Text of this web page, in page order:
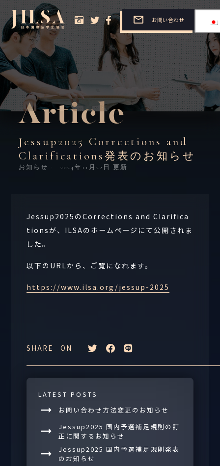
お問い合わせ
Article
Jessup2025 Corrections and
Clarifications発表のお知らせ
お知らせ :2024年11月22日 更新
Jessup2025のCorrections and Clarifica
tionsが、ILSAのホームページにて公開されま
した。
以下のURLから、ご覧になれます。
https://www.ilsa.org/jessup-2025
SHARE ON
LATEST POSTS
お問い合わせ方法変更のお知らせ
Jessup2025 国内予選補足規則の訂
正に関するお知らせ
Jessup2025 国内予選補足規則発表
のお知らせ